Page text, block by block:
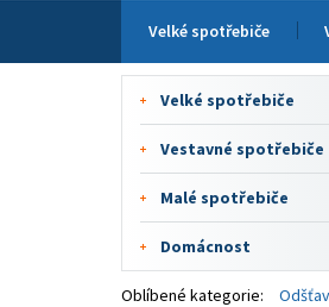
Velké spotřebiče
Velké spotřebiče
Vestavné spotřebiče
Malé spotřebiče
Domácnost
Oblíbené kategorie: